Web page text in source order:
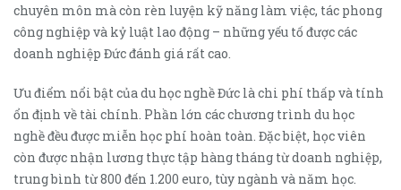
chuyên môn mà còn rèn luyện kỹ năng làm việc, tác phong
công nghiệp và kỷ luật lao động – những yếu tố được các
doanh nghiệp Đức đánh giá rất cao.
Ưu điểm nổi bật của du học nghề Đức là chi phí thấp và tính
ổn định về tài chính. Phần lớn các chương trình du học
nghề đều được miễn học phí hoàn toàn. Đặc biệt, học viên
còn được nhận lương thực tập hàng tháng từ doanh nghiệp,
trung bình từ 800 đến 1.200 euro, tùy ngành và năm học.